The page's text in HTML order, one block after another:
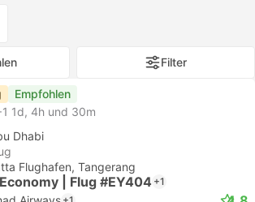
Filter
Empfohlen
1d, 4h und 30m
Dhabi
Flughafen, Tangerang
Economy | Flug #EY404 +1
+1